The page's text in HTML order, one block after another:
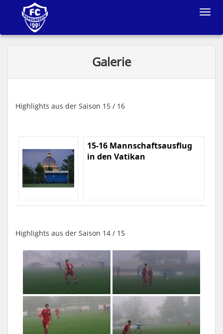
Toggle
Galerie
Highlights aus der Saison 15 / 16
15-16 Mannschaftsausflug
in den Vatikan
Highlights aus der Saison 14 / 15